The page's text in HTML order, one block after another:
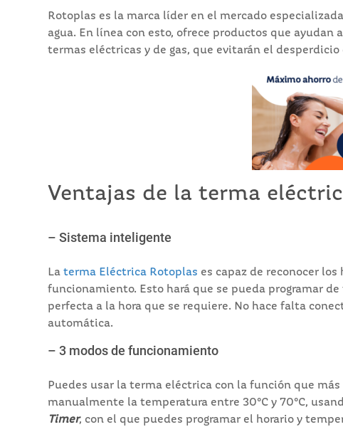
Rotoplas es la marca líder en el mercado
agua. En línea con esto, ofrece productos que
termas eléctricas y de gas, que evitarán el
Ventajas de la terma
– Sistema inteligente
Laterma Eléctrica Rotoplas es capaz de reconocer
funcionamiento. Esto hará que se pueda programar
perfecta a la hora que se requiere. No hace falta
automática.
– 3 modos de funcionamiento
Puedes usar la terma eléctrica con la función que más
manualmente la temperatura entre 30°C y 70°C,
Timer, con el que puedes programar el horario y